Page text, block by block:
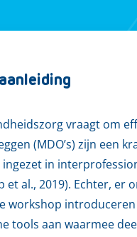
vraagt om
(MDO’s) zijn een
in
al., 2019). Echter, er
workshop
tools aan waarmee